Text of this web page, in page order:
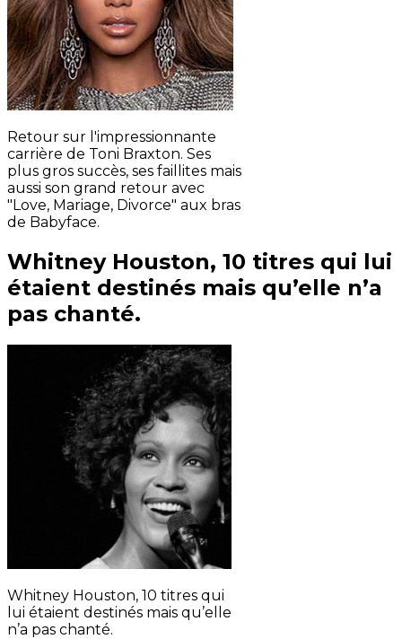
Retour sur l'impressionnante
carrière de Toni Braxton. Ses
plus gros succès, ses faillites mais
aussi son grand retour avec
"Love, Mariage, Divorce" aux bras
de Babyface.
Whitney Houston, 10 titres qui lui
étaient destinés mais qu’elle n’a
pas chanté.
Whitney Houston, 10 titres qui
lui étaient destinés mais qu’elle
n’a pas chanté.